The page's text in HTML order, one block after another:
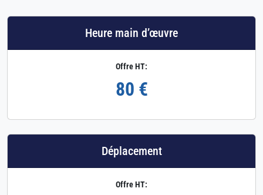
Heure main d’œuvre
Offre HT:
80 €
Déplacement
Offre HT: